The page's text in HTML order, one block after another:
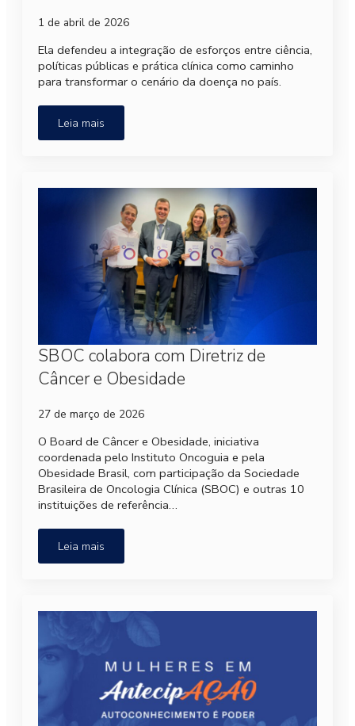
1 de abril de 2026
Ela defendeu a integração de esforços entre ciência,
políticas públicas e prática clínica como caminho
para transformar o cenário da doença no país.
Leia mais
SBOC colabora com Diretriz de
Câncer e Obesidade
27 de março de 2026
O Board de Câncer e Obesidade, iniciativa
coordenada pelo Instituto Oncoguia e pela
Obesidade Brasil, com participação da Sociedade
Brasileira de Oncologia Clínica (SBOC) e outras 10
instituições de referência…
Leia mais